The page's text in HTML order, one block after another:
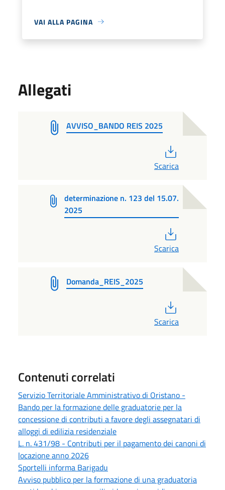
VAI ALLA PAGINA
Allegati
AVVISO_BANDO REIS 2025
Scarica
determinazione n. 123 del 15.07.
2025
Scarica
Domanda_REIS_2025
Scarica
Contenuti correlati
Servizio Territoriale Amministrativo di Oristano -
Bando per la formazione delle graduatorie per la
concessione di contributi a favore degli assegnatari di
alloggi di edilizia residenziale
L. n. 431/98 - Contributi per il pagamento dei canoni di
locazione anno 2026
Sportelli informa Barigadu
Avviso pubblico per la formazione di una graduatoria